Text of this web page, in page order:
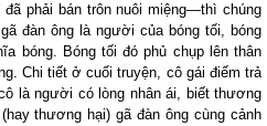
đã phải bán trôn nuôi miệng—thì chúng
đàn ông là người của bóng tối, bóng
bóng. Bóng tối đó phủ chụp lên thân
Chi tiết ở cuối truyện, cô gái điếm trả
là người có lòng nhân ái, biết thương
thương hại) gã đàn ông cùng cảnh